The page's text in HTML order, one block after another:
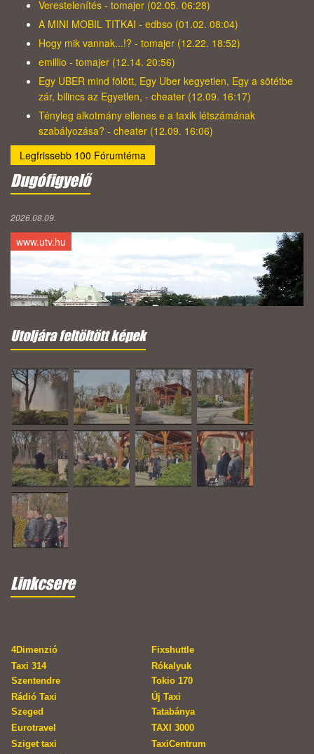
Verestelenítés - tomajer (02.05. 06:28)
A MINI MOBIL TITKAI - edbso (01.02. 08:04)
Hogy mik vannak...!? - tomajer (12.22. 18:52)
emillio - tomajer (12.14. 20:56)
Egy UBER mind fölött, Egy Uber kegyetlen, Egy a sötétbe
zár, bilincs az Egyetlen, - cheater (12.09. 16:17)
Tényleg alkotmány ellenes e a taxik létszámának
szabályozása? - cheater (12.09. 16:06)
Legfrissebb 100 Fórumtéma
Dugófigyelő
2026.08.09.
www.utv.hu
Utoljára feltöltött képek
Linkcsere
4Dimenzió
Fixshuttle
Taxi 314
Szentendre
Rókalyuk
Tokio 170
Rádió Taxi
Szeged
Új Taxi
Tatabánya
Eurotravel
TAXI 3000
Sziget taxi
TaxiCentrum